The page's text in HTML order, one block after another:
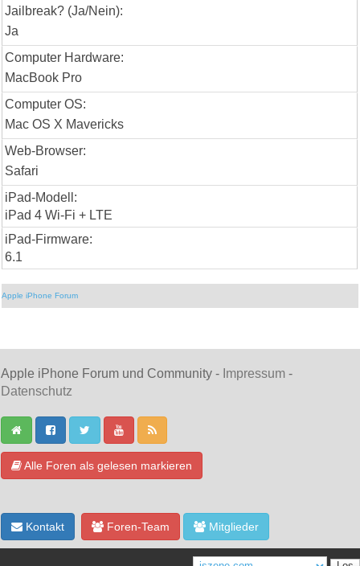
Jailbreak? (Ja/Nein):
Ja
Computer Hardware:
MacBook Pro
Computer OS:
Mac OS X Mavericks
Web-Browser:
Safari
iPad-Modell:
iPad 4 Wi-Fi + LTE
iPad-Firmware:
6.1
Apple iPhone Forum
Apple iPhone Forum und Community - Impressum -
Datenschutz
Alle Foren als gelesen markieren
Kontakt Foren-Team Mitglieder